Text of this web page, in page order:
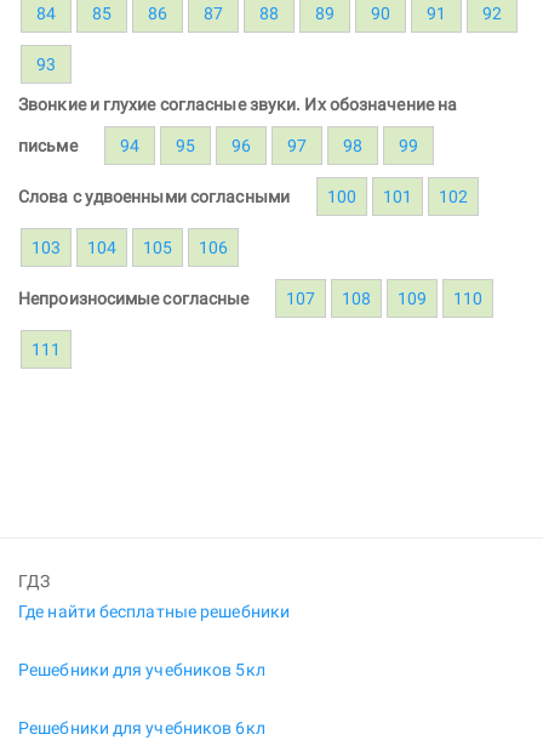
84 85 86 87 88 89 90 91 92
93
Звонкие и глухие согласные звуки. Их обозначение на
письме 94 95 96 97 98 99
Слова с удвоенными согласными 100 101 102
103 104 105 106
Непроизносимые согласные 107 108 109 110
111
ГДЗ
Где найти бесплатные решебники
Решебники для учебников 5кл
Решебники для учебников 6кл